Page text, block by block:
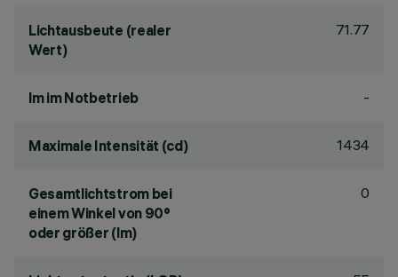
Lichtausbeute (realer
Wert)
71.77
lm im Notbetrieb -
Maximale Intensität (cd) 1434
Gesamtlichtstrom bei
einem Winkel von 90°
oder größer (lm)
0